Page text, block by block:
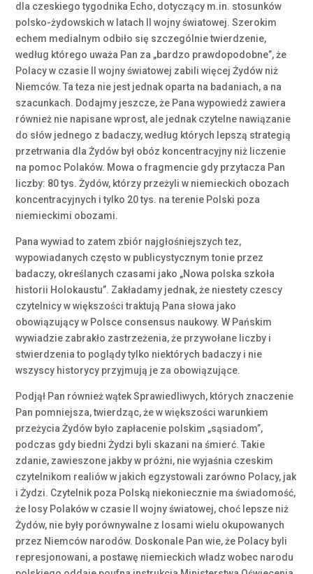
dla czeskiego tygodnika Echo, dotyczący m.in. stosunków
polsko-żydowskich w latach II wojny światowej. Szerokim
echem medialnym odbiło się szczególnie twierdzenie,
według którego uważa Pan za „bardzo prawdopodobne”, że
Polacy w czasie II wojny światowej zabili więcej Żydów niż
Niemców. Ta teza nie jest jednak oparta na badaniach, a na
szacunkach. Dodajmy jeszcze, że Pana wypowiedź zawiera
również nie napisane wprost, ale jednak czytelne nawiązanie
do słów jednego z badaczy, według których lepszą strategią
przetrwania dla Żydów był obóz koncentracyjny niż liczenie
na pomoc Polaków. Mowa o fragmencie gdy przytacza Pan
liczby: 80 tys. Żydów, którzy przeżyli w niemieckich obozach
koncentracyjnych i tylko 20 tys. na terenie Polski poza
niemieckimi obozami.
Pana wywiad to zatem zbiór najgłośniejszych tez,
wypowiadanych często w publicystycznym tonie przez
badaczy, określanych czasami jako „Nowa polska szkoła
historii Holokaustu”. Zakładamy jednak, że niestety czescy
czytelnicy w większości traktują Pana słowa jako
obowiązujący w Polsce consensus naukowy. W Pańskim
wywiadzie zabrakło zastrzeżenia, że przywołane liczby i
stwierdzenia to poglądy tylko niektórych badaczy i nie
wszyscy historycy przyjmują je za obowiązujące.
Podjął Pan również wątek Sprawiedliwych, których znaczenie
Pan pomniejsza, twierdząc, że w większości warunkiem
przeżycia Żydów było zapłacenie polskim „sąsiadom”,
podczas gdy biedni Żydzi byli skazani na śmierć. Takie
zdanie, zawieszone jakby w próżni, nie wyjaśnia czeskim
czytelnikom realiów w jakich egzystowali zarówno Polacy, jak
i Żydzi. Czytelnik poza Polską niekoniecznie ma świadomość,
że losy Polaków w czasie II wojny światowej, choć lepsze niż
Żydów, nie były porównywalne z losami wielu okupowanych
przez Niemców narodów. Doskonale Pan wie, że Polacy byli
represjonowani, a postawę niemieckich władz wobec narodu